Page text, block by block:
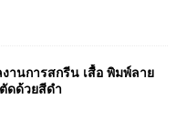
งานการสกรีน เสื้อ พิมพ์ลาย
ดด้วยสีดำ